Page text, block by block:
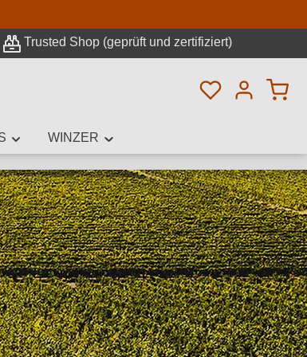
Trusted Shop (geprüft und zertifiziert)
Du hast 0
WINZER